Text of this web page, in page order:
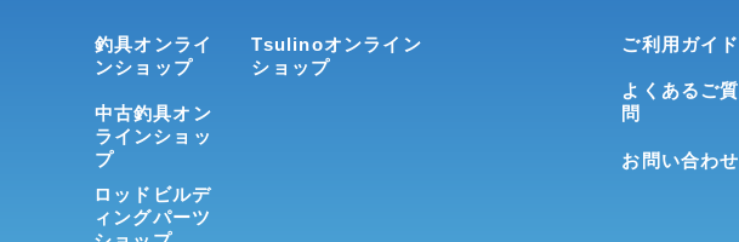
釣具オンライ
ンショップ
中古釣具オン
ラインショッ
プ
ロッドビルデ
ィングパーツ
Tsulinoオンライン
ショップ
ご利用ガイド
よくあるご質
問
お問い合わせ